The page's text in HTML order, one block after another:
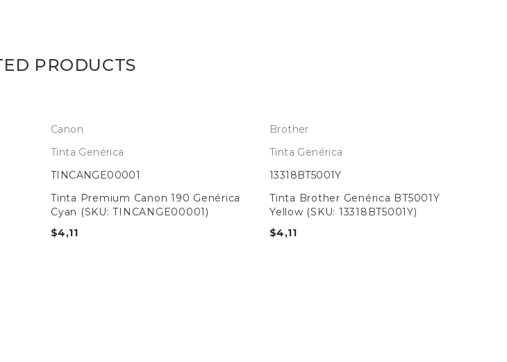
PRODUCTS
Canon
Tinta Genérica
TINCANGE00001
Tinta Premium Canon 190 Genérica
Cyan (SKU: TINCANGE00001)
$4,11
Brother
Tinta Genérica
13318BT5001Y
Tinta Brother Genérica BT5001Y
Yellow (SKU: 13318BT5001Y)
$4,11